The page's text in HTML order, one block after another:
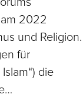
2022
und Religion.
für
die